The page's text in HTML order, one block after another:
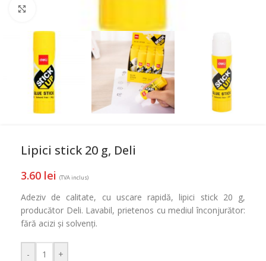
Lipici stick 20 g, Deli
3.60 lei (TVA inclus)
Adeziv de calitate, cu uscare rapidă, lipici stick 20 g,
producător Deli. Lavabil, prietenos cu mediul înconjurător:
fără acizi și solvenți.
- +